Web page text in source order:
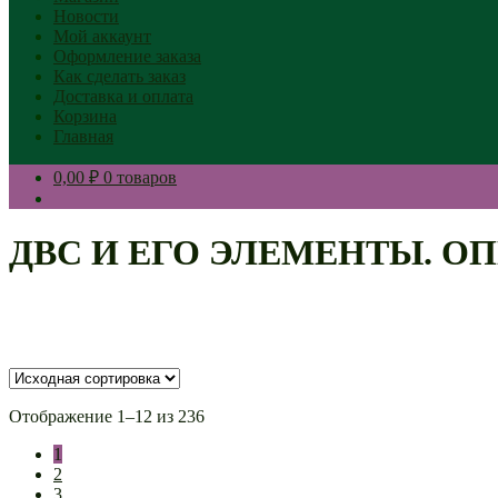
Новости
Мой аккаунт
Оформление заказа
Как сделать заказ
Доставка и оплата
Корзина
Главная
0,00 ₽ 0 товаров
ДВС И ЕГО ЭЛЕМЕНТЫ.
Отображение 1–12 из 236
1
2
3